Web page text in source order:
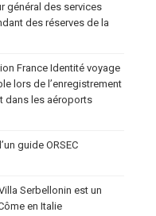
général des services
des réserves de la
France Identité voyage
lors de l’enregistrement
dans les aéroports
guide ORSEC
Serbellonin est un
en Italie